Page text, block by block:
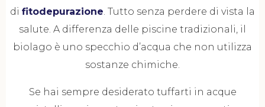
di fitodepurazione . Tutto senza perdere di vista la
salute. A differenza delle piscine tradizionali, il
biolago è uno specchio d’acqua che non utilizza
sostanze chimiche.
Se hai sempre desiderato tuffarti in acque